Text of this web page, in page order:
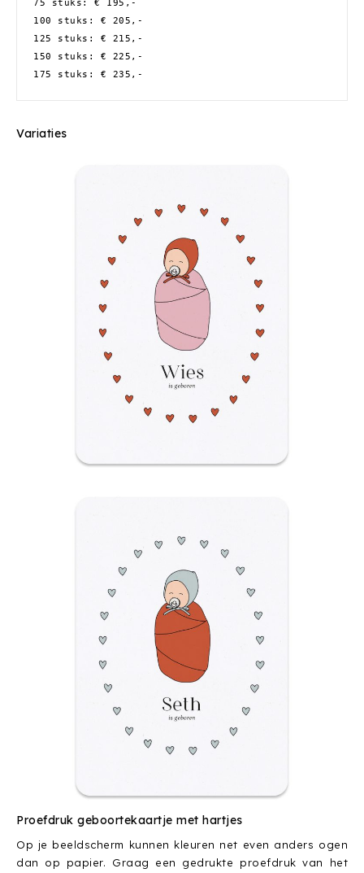
75 stuks: € 195,-
100 stuks: € 205,-
125 stuks: € 215,-
150 stuks: € 225,-
175 stuks: € 235,-
Variaties
Proefdruk geboortekaartje met hartjes
Op je beeldscherm kunnen kleuren net even anders ogen
dan op papier. Graag een gedrukte proefdruk van het